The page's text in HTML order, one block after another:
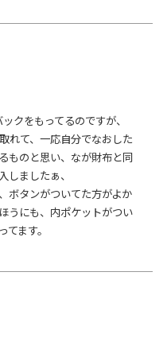
。
％、裏地：ナイロン100％
プロピレン）
製作所）
PayPay
Pay、PayPay、楽天ペイを
合上、商品発送前にご請求させ
クをもってるのですが、
れて、一応自分でなおした
ものと思い、なが財布と同
しましたぁ、
ボタンがついてた方がよか
うにも、内ポケットがつい
ます。